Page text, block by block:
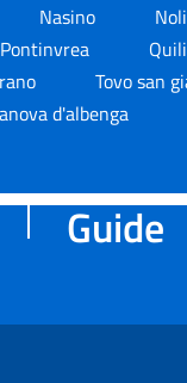
Nasino Noli
Pontinvrea
Tovo san
d'albenga
Guide